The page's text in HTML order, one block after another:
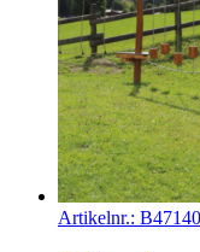
Artikelnr.: B47140